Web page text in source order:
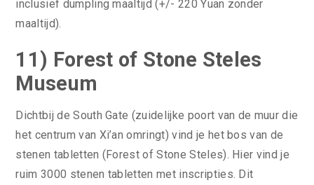
inclusief dumpling maaltijd (+/- 220 Yuan zonder
maaltijd).
11) Forest of Stone Steles
Museum
Dichtbij de South Gate (zuidelijke poort van de muur die
het centrum van Xi’an omringt) vind je het bos van de
stenen tabletten (Forest of Stone Steles). Hier vind je
ruim 3000 stenen tabletten met inscripties. Dit